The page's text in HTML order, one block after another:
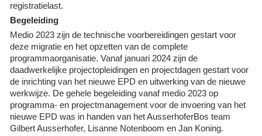
registratielast.
Begeleiding
Medio 2023 zijn de technische voorbereidingen gestart voor
deze migratie en het opzetten van de complete
programmaorganisatie. Vanaf januari 2024 zijn de
daadwerkelijke projectopleidingen en projectdagen gestart voor
de inrichting van het nieuwe EPD en uitwerking van de nieuwe
werkwijze. De gehele begeleiding vanaf medio 2023 op
programma- en projectmanagement voor de invoering van het
nieuwe EPD was in handen van het AusserhoferBos team
Gilbert Ausserhofer, Lisanne Notenboom en Jan Koning.